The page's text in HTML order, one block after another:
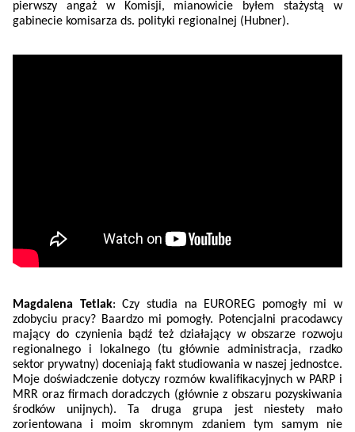
pierwszy angaż w Komisji, mianowicie byłem stażystą w
gabinecie komisarza ds. polityki regionalnej (Hubner).
Magdalena Tetlak: Czy studia na EUROREG pomogły mi w
zdobyciu pracy? Baardzo mi pomogły. Potencjalni pracodawcy
mający do czynienia bądź też działający w obszarze rozwoju
regionalnego i lokalnego (tu głównie administracja, rzadko
sektor prywatny) doceniają fakt studiowania w naszej jednostce.
Moje doświadczenie dotyczy rozmów kwalifikacyjnych w PARP i
MRR oraz firmach doradczych (głównie z obszaru pozyskiwania
środków unijnych). Ta druga grupa jest niestety mało
zorientowana i moim skromnym zdaniem tym samym nie